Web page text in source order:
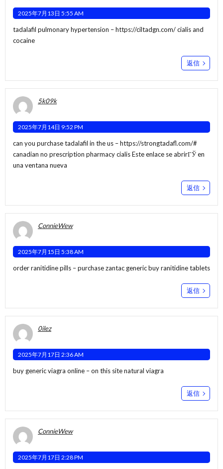
2025年7月13日 5:55 AM
tadalafil pulmonary hypertension –https://ciltadgn.com/cialis and
cocaine
返信
5k09k
2025年7月14日 9:52 PM
can you purchase tadalafil in the us –https://strongtadafl.com/#
canadian no prescription pharmacy cialis Este enlace se abrirГЎ en
una ventana nueva
返信
ConnieWew
2025年7月15日 5:38 AM
order ranitidine pills –purchase zantac genericbuy ranitidine tablets
返信
0ilez
2025年7月17日 2:36 AM
buy generic viagra online –on this sitenatural viagra
返信
ConnieWew
2025年7月17日 2:28 PM